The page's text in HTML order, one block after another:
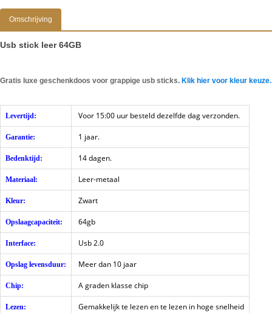
Omschrijving
Usb stick leer 64GB
Gratis luxe geschenkdoos voor grappige usb sticks. Klik hier voor kleur keuze.
Levertijd: Voor 15:00 uur besteld dezelfde dag verzonden.
Garantie: 1 jaar.
Bedenktijd: 14 dagen.
Materiaal: Leer-metaal
Kleur: Zwart
Opslaagcapaciteit: 64gb
Interface: Usb 2.0
Opslag levensduur: Meer dan 10 jaar
Chip: A graden klasse chip
Lezen: Gemakkelijk te lezen en te lezen in hoge snelheid